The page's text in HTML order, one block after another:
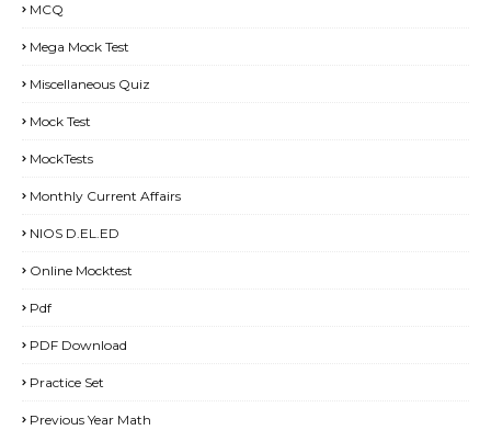
MCQ
Mega Mock Test
Miscellaneous Quiz
Mock Test
MockTests
Monthly Current Affairs
NIOS D.EL.ED
Online Mocktest
Pdf
PDF Download
Practice Set
Previous Year Math